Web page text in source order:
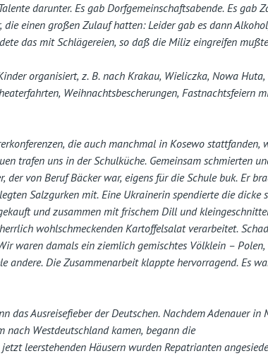
darunter. Es gab Dorfgemeinschaftsabende. Es gab
die einen großen Zulauf hatten: Leider gab es dann
das mit Schlägereien, so daß die Miliz eingreifen
organisiert, z. B. nach Krakau, Wieliczka, Nowa Huta,
Weihnachtsbescherungen, Fastnachtsfeiern
die auch manchmal in Kosewo stattfanden,
trafen uns in der Schulküche. Gemeinsam schmierten
der von Beruf Bäcker war, eigens für die Schule buk. Er
Salzgurken mit. Eine Ukrainerin spendierte die dicke
und zusammen mit frischem Dill und
wohlschmeckenden Kartoffelsalat verarbeitet.
waren damals ein ziemlich gemischtes Völklein – Polen,
andere. Die Zusammenarbeit klappte hervorragend. Es
das Ausreisefieber der Deutschen. Nachdem Adenauer in
nach Westdeutschland kamen, begann die
leerstehenden Häusern wurden Repatrianten